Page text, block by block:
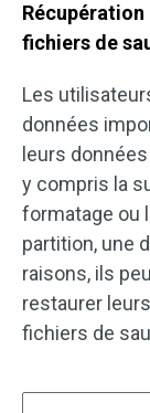
fichiers de
Les
données
leurs
y compris la
formatage ou
partition, une
raisons, ils
restaurer
fichiers de